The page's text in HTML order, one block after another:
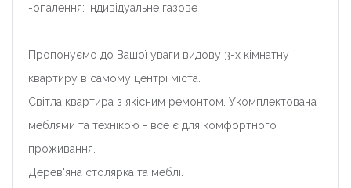
-опалення: індивідуальне газове
Пропонуємо до Вашої уваги видову 3-х кімнатну
квартиру в самому центрі міста.
Світла квартира з якісним ремонтом. Укомплектована
меблями та технікою - все є для комфортного
проживання.
Дерев'яна столярка та меблі.